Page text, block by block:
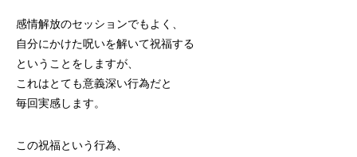
感情解放のセッションでもよく、
自分にかけた呪いを解いて祝福する
ということをしますが、
これはとても意義深い行為だと
毎回実感します。
この祝福という行為、